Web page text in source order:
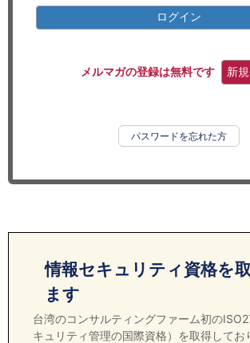
リサーチ ログイン
メルマガの登録は無料です 新
パスワードを忘れた方
情報セキュリティ資格を
ます
台湾のコンサルティングファーム初の
キュリティ管理の国際資格）を取得してお